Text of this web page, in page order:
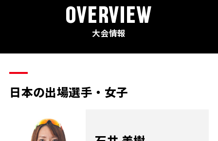
OVERVIEW
大会情報
日本の出場選手・女子